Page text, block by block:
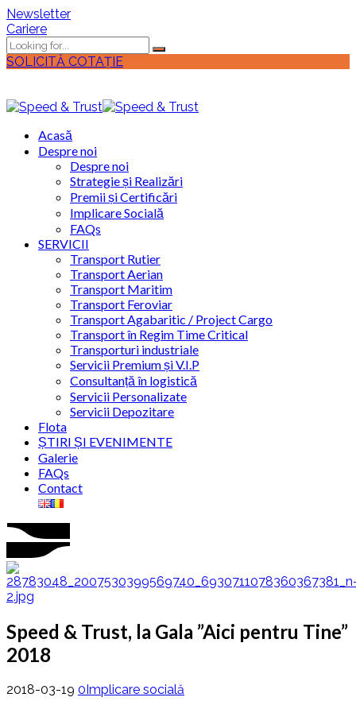
Newsletter
Cariere
SOLICITĂ COTAȚIE
Acasă
Despre noi
Despre noi
Strategie și Realizări
Premii și Certificări
Implicare Socială
FAQs
SERVICII
Transport Rutier
Transport Aerian
Transport Maritim
Transport Feroviar
Transport Agabaritic / Project Cargo
Transport în Regim Time Critical
Transporturi industriale
Servicii Premium și V.I.P
Consultanță în logistică
Servicii Personalizate
Servicii Depozitare
Flota
ȘTIRI ȘI EVENIMENTE
Galerie
FAQs
Contact
Speed & Trust, la Gala ”Aici pentru Tine”
2018
2018-03-19 0Implicare socială